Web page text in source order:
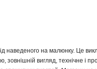
наведеного на малюнку. Це
вигляд, технічне і